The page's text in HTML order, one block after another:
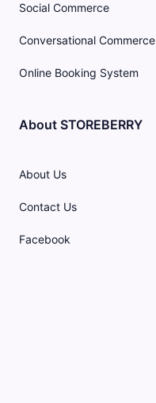
Social Commerce
Conversational Commerce
Online Booking System
About STOREBERRY
About Us
Contact Us
Facebook